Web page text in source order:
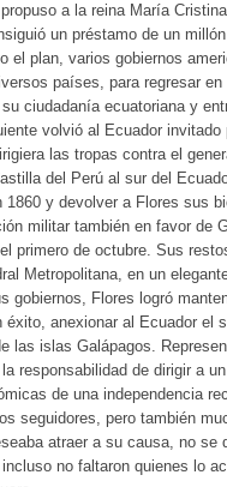
a la reina María
un préstamo de un
el plan, varios gobiernos
países, para regresar
ciudadanía ecuatoriana y
volvió al Ecuador
las tropas contra el
del Perú al sur del
1860 y devolver a Flores sus
militar también en favor de
primero de octubre. Sus
Metropolitana, en un
gobiernos, Flores logró
éxito, anexionar al Ecuador el
las islas Galápagos.
responsabilidad de dirigir a
de una independencia
seguidores, pero también
atraer a su causa, no
no faltaron quienes lo